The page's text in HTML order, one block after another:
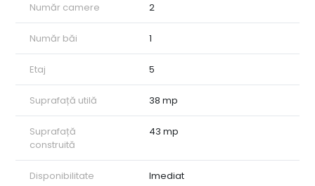
• disponibil imediat
• potrivit pentru locuit sau investiție
• se acceptă credit
supermarketuri, stații de transport în comun, școli și grădinițe,
oferind toate facilitățile necesare unui stil de viață confortabil.
Prețul este ușor negociabil.
Pentru mai multe detalii sau programarea unei vizionări, vă
stăm la dispoziție. CP3070374
Număr camere 2
Număr băi 1
Etaj 5
Suprafață utilă 38 mp
Suprafață
construită
43 mp
Disponibilitate Imediat